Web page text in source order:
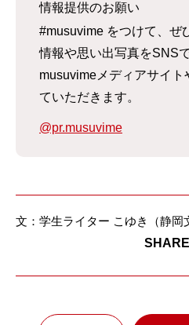
情報提供のお願い
#musuvime をつけて、ぜ
情報や思い出写真をSNS
musuvimeメディアサイ
ていただきます。
@pr.musuvime
文：学生ライター こゆき（静岡
SHARE